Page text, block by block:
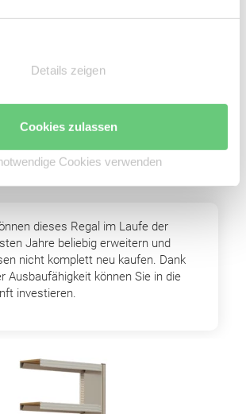
Details zeigen
Cookies zulassen
Cookies verwenden
dieses Regal im Laufe der
Jahre beliebig erweitern und
nicht komplett neu kaufen. Dank
Ausbaufähigkeit können Sie in die
investieren.